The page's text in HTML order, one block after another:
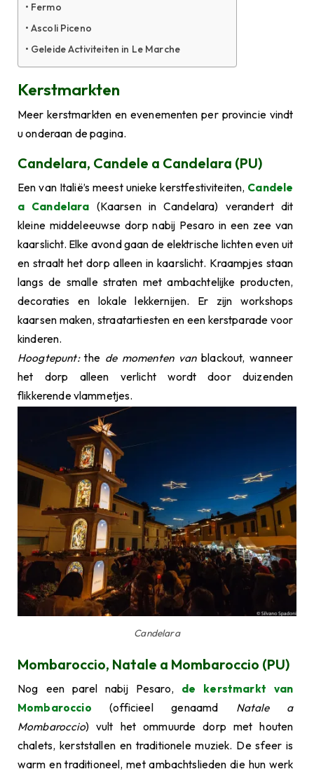
Fermo
Ascoli Piceno
Geleide Activiteiten in Le Marche
Kerstmarkten
Meer kerstmarkten en evenementen per provincie vindt
u onderaan de pagina.
Candelara, Candele a Candelara (PU)
Een van Italië’s meest unieke kerstfestiviteiten, Candele
a Candelara (Kaarsen in Candelara) verandert dit
kleine middeleeuwse dorp nabij Pesaro in een zee van
kaarslicht. Elke avond gaan de elektrische lichten even uit
en straalt het dorp alleen in kaarslicht. Kraampjes staan
langs de smalle straten met ambachtelijke producten,
decoraties en lokale lekkernijen. Er zijn workshops
kaarsen maken, straatartiesten en een kerstparade voor
kinderen.
Hoogtepunt:the de momenten vanblackout, wanneer
het dorp alleen verlicht wordt door duizenden
flikkerende vlammetjes.
Candelara
Mombaroccio, Natale a Mombaroccio (PU)
Nog een parel nabij Pesaro, de kerstmarkt van
Mombaroccio (officieel genaamd Natale a
Mombaroccio) vult het ommuurde dorp met houten
chalets, kerststallen en traditionele muziek. De sfeer is
warm en traditioneel, met ambachtslieden die hun werk